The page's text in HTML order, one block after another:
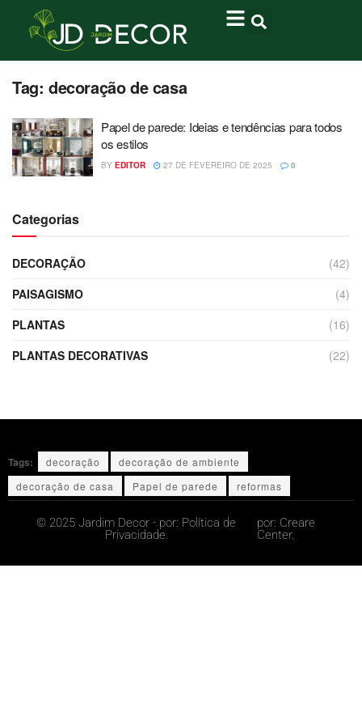
Tag: decoração de casa
Papel de parede: Ideias e tendências para todos
os estilos
BY EDITOR 27 DE FEVEREIRO DE 2025 0
Categorias
DECORAÇÃO
(42)
PAISAGISMO
(4)
PLANTAS
(16)
PLANTAS DECORATIVAS
(22)
Tags: decoração
decoração de ambiente
decoração de casa
Papel de parede reformas
© 2025 Jardim Decor - por: Política de
Privacidade.
por: Creare
Center.